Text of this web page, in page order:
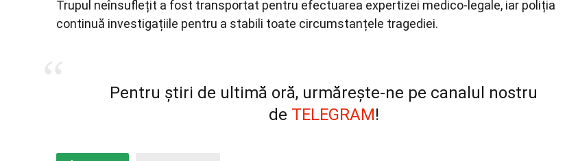
Trupul neînsuflețit a fost transportat pentru efectuarea expertizei medico-legale, iar poliția
continuă investigațiile pentru a stabili toate circumstanțele tragediei.
Pentru știri de ultimă oră, urmărește-ne pe canalul nostru
de TELEGRAM!